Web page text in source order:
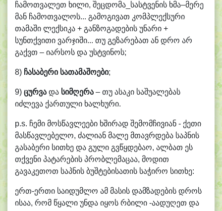
ჩამოთვალეთ ხილი, შეცდომა_სასტვენის ხმა–მერე
მან ჩამოთვალოს... გამოგივათ კომპლექსური
თამაში ლექსიკა + განზოგადების უნარი +
სუნთქვითი ვარჯიში... თუ გეზარებათ ან დრო არ
გაქვთ – იარსოს და უსტვინოს;
8) ჩასაბერი სათამაშოები;
9) ცურვა და სიმღერა – თუ ასაკი საშუალებას
იძლევა ქართული ხალხური.
p.s. ჩემი მოსწავლეები ხშირად შემომჩივიან - ქეთი
მასწავლებელო, ძალიან მალე მთავრდება საპნის
გასაბერი სითხე და გული გვწყდებაო, ალბათ ეს
თქვენი პატარების პრობლემაცაა, მოდით
გავაკეთოთ საპნის ბუშტებისათის საჭირო სითხე:
ერთ-ერთი საიდუმლო ამ მასის დამზადების დროს
ისაა, რომ წყალი უნდა იყოს რბილი -აადუღეთ და